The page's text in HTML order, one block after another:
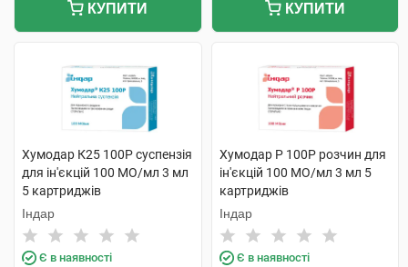
КУПИТИ КУПИТИ
Хумодар К25 100Р суспензія
для ін'єкцій 100 МО/мл 3 мл
5 картриджів
Індар
Є в наявності
Хумодар Р 100Р розчин для
ін'єкцій 100 МО/мл 3 мл 5
картриджів
Індар
Є в наявності